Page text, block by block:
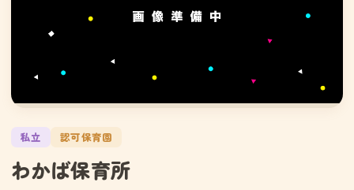
私立 認可保育園
わかば保育所